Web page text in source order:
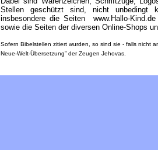
Stellen geschützt sind, nicht unbedingt
insbesondere die Seiten www.Hallo-
sowie die Seiten der diversen Online-Shops
Sofern Bibelstellen zitiert wurden, so sind sie - falls nicht
Neue-Welt-Übersetzung” der Zeugen Jehovas.